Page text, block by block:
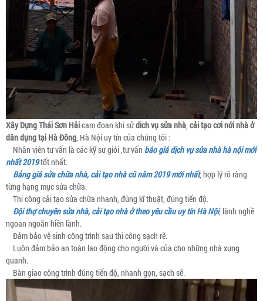
Xây Dựng Thái Sơn Hảicam đoan khi sửdich vụ sửa nhà, cải tạo cơi nới nhà ở
dân dụng tại Hà Đông, Hà Nội uy tín của chúng tôi :
Nhân viên tư vấn là các kỹ sư giỏi ,tư vấn báo giá dịch vụ sửa nhà hà nội mới
nhất 2019tốt nhất.
Bảng giá sửa chữa nhà, cải tạo nhà cũ năm 2019 mới nhất, hợp lý rõ ràng
từng hạng mục sửa chữa.
Thi công cải tạo sửa chữa nhanh, đúng kĩ thuật, đúng tiến độ.
Đội thợ chuyên sửa nhà, cải tạo nhà ở theo yêu cầu uy tín Hà Nội, lành nghề
ngoan ngoãn hiền lành.
Đảm bảo vệ sinh công trình sau thi công sạch rẽ.
Luôn đảm bảo an toàn lao động cho người và của cho những nhà xung
quanh.
Bàn giao công trình đúng tiến độ, nhanh gọn, sạch sẽ.